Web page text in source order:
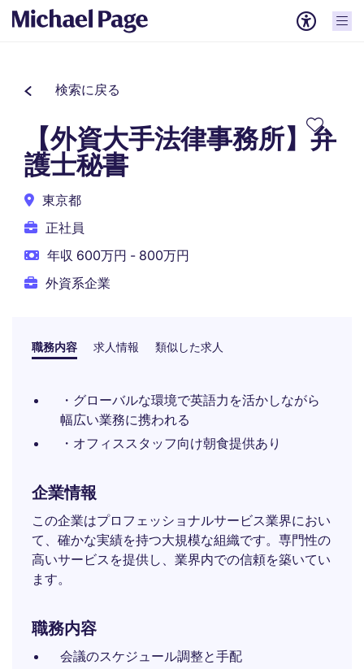
検索に戻る
【外資大手法律事務所】弁
護士秘書
東京都
正社員
年収 600万円 - 800万円
外資系企業
職務内容 求人情報 類似した求人
・グローバルな環境で英語力を活かしながら
幅広い業務に携われる
・オフィススタッフ向け朝食提供あり
企業情報
この企業はプロフェッショナルサービス業界におい
て、確かな実績を持つ大規模な組織です。専門性の
高いサービスを提供し、業界内での信頼を築いてい
ます。
職務内容
会議のスケジュール調整と手配